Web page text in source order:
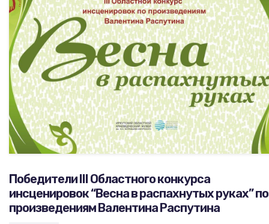
Победители III Областного конкурса
инсценировок “Весна в распахнутых руках” по
произведениям Валентина Распутина